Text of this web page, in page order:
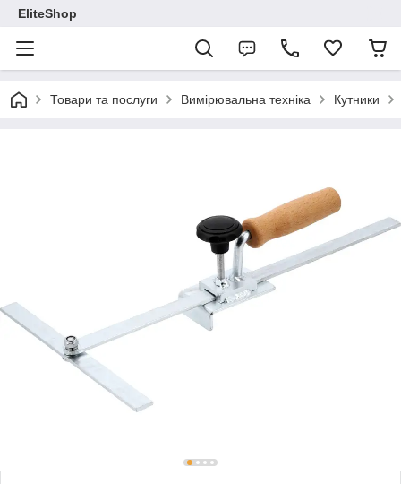
EliteShop
Товари та послуги Вимірювальна техніка Кутники